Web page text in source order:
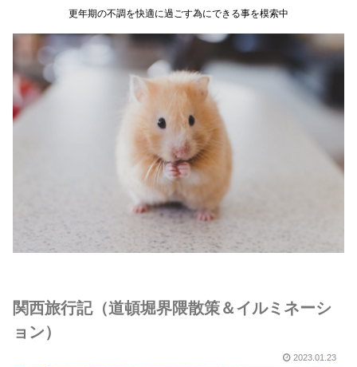
更年期の不調を快適に過ごす為にできる事を模索中
関西旅行記（道頓堀界隈散策＆イルミネーシ
ョン）
2023.01.23